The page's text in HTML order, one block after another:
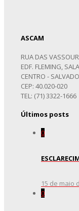
ASCAM
RUA DAS
EDF. FLEMING,
CENTRO -
CEP: 40.020-020
TEL: (71) 3322-1666
Últimos posts
0
15 de maio
0